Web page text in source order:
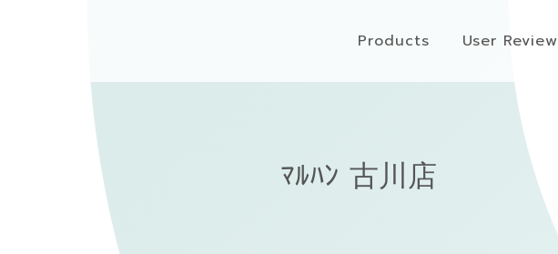
Products User Review
ﾏﾙﾊﾝ 古川店